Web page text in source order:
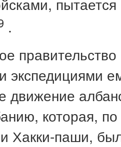
.
экспедициями
движение
которая,
Хакки-паши,